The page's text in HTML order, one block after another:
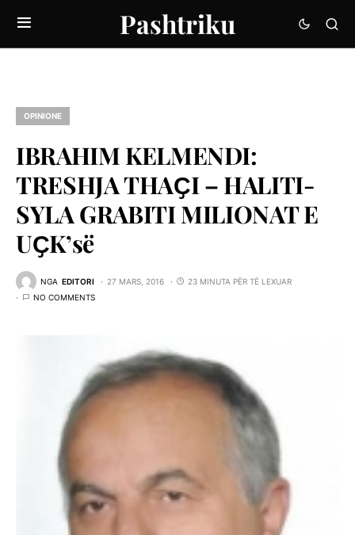
Pashtriku
OPINIONE
IBRAHIM KELMENDI:
TRESHJA THAҪI – HALITI-
SYLA GRABITI MILIONAT E
UҪK’së
NGA EDITORI 27 MARS, 2016
23 MINUTA PËR TË LEXUAR
NO COMMENTS